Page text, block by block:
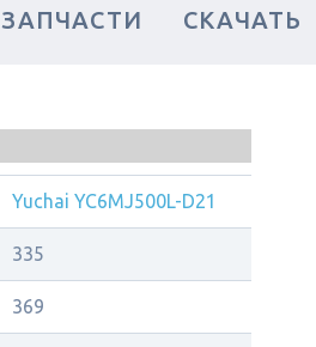
ЗАПЧАСТИ СКАЧАТЬ
Yuchai YC6MJ500L-D21
335
369